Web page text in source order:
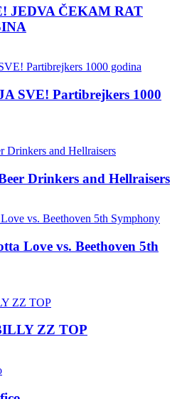
JEDVA ČEKAM RAT
SVE! Partibrejkers 1000
Drinkers and Hellraisers
Love vs. Beethoven 5th
ZZ TOP